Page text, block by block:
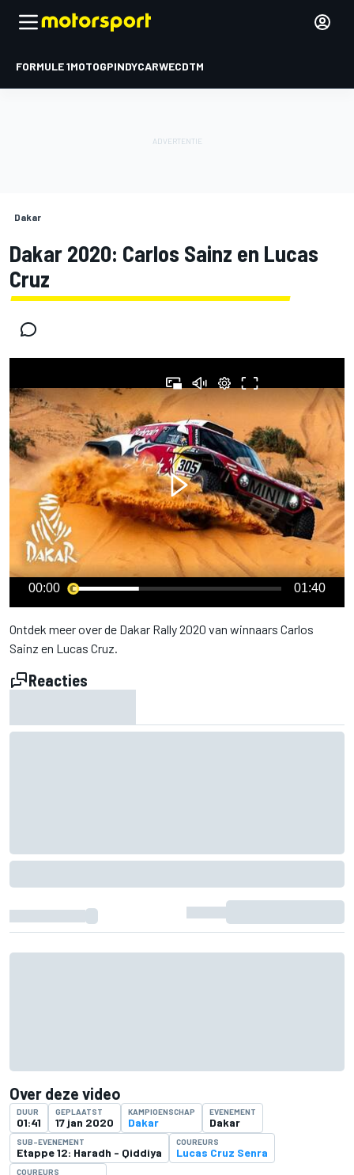
FORMULE 1MOTOGPINDYCARWECDTM
Dakar
Dakar 2020: Carlos Sainz en Lucas
Cruz
00:00 01:40
Ontdek meer over de Dakar Rally 2020 van winnaars Carlos
Sainz en Lucas Cruz.
Reacties
Over deze video
DUUR
01:41
GEPLAATST
17 jan 2020
KAMPIOENSCHAP
Dakar
EVENEMENT
Dakar
SUB-EVENEMENT
Etappe 12: Haradh - Qiddiya
COUREURS
Lucas Cruz Senra
COUREURS